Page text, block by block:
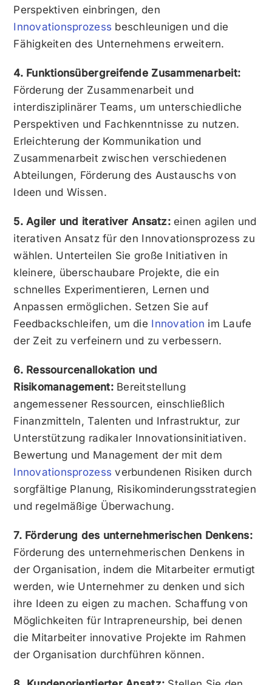
Perspektiven einbringen, den
Innovationsprozess beschleunigen und die
Fähigkeiten des Unternehmens erweitern.
4. Funktionsübergreifende Zusammenarbeit:
Förderung der Zusammenarbeit und
interdisziplinärer Teams, um unterschiedliche
Perspektiven und Fachkenntnisse zu nutzen.
Erleichterung der Kommunikation und
Zusammenarbeit zwischen verschiedenen
Abteilungen, Förderung des Austauschs von
Ideen und Wissen.
5. Agiler und iterativer Ansatz:einen agilen und
iterativen Ansatz für den Innovationsprozess zu
wählen. Unterteilen Sie große Initiativen in
kleinere, überschaubare Projekte, die ein
schnelles Experimentieren, Lernen und
Anpassen ermöglichen. Setzen Sie auf
Feedbackschleifen, um die Innovation im Laufe
der Zeit zu verfeinern und zu verbessern.
6. Ressourcenallokation und
Risikomanagement:Bereitstellung
angemessener Ressourcen, einschließlich
Finanzmitteln, Talenten und Infrastruktur, zur
Unterstützung radikaler Innovationsinitiativen.
Bewertung und Management der mit dem
Innovationsprozess verbundenen Risiken durch
sorgfältige Planung, Risikominderungsstrategien
und regelmäßige Überwachung.
7. Förderung des unternehmerischen Denkens:
Förderung des unternehmerischen Denkens in
der Organisation, indem die Mitarbeiter ermutigt
werden, wie Unternehmer zu denken und sich
ihre Ideen zu eigen zu machen. Schaffung von
Möglichkeiten für Intrapreneurship, bei denen
die Mitarbeiter innovative Projekte im Rahmen
der Organisation durchführen können.